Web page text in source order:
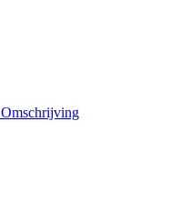
Omschrijving